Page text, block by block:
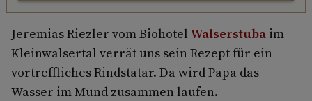
Jeremias Riezler vom Biohotel Walserstuba im
Kleinwalsertal verrät uns sein Rezept für ein
vortreffliches Rindstatar. Da wird Papa das
Wasser im Mund zusammen laufen.